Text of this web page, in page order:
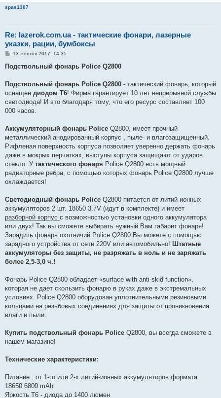
spas1307
Re: lazerok.com.ua - тактические фонари, лазерные
указки, рации, бумбоксы
П
в
о
м
л
е
н
13 жовтня 2017, 14:35
Подствольный фонарь Police Q2800
Подствольный фонарь Police Q2800 - тактический фонарь, который
оснащен диодом Т6! Фирма гарантирует 10 лет непрерывной службы
светодиода! И это благодаря тому, что его ресурс составляет 100
000 часов.
Аккумуляторный фонарь Police Q2800, имеет прочный
металлический анодированный корпус , пыле- и влагозащищенный.
Рифленая поверхность корпуса позволяет уверенно держать фонарь
даже в мокрых перчатках, выступы корпуса защищают от ударов
стекло. У тактического фонаря Police Q2800 есть мощный
радиаторные ребра, с помощью которых фонарь Police Q2800 лучше
охлаждается!
Светодиодный фонарь Police Q2800 питается от литий-ионных
аккумуляторов 2 шт. 18650 3.7V (идут в комплекте) и имеет
разборной корпус с возможностью установки одного аккумулятора
или двух! Так вы сможете выбирать нужный Вам габарит фонаря!
Зарядить фонарь охотничий Police Q2800 Вы можете с помощью
зарядного устройства от сети 220V или автомобильно! Штатные
аккумуляторы без защиты, не разряжать в ноль и не заряжать
более 2,5-3,0 ч.!
Фонарь Police Q2800 обладает «surface with anti-skid function»,
которая не дает скользить фонарю в руках даже в экстремальных
условиях. Police Q2800 оборудован уплотнительными резиновыми
кольцами на резьбовых соединениях для защиты от проникновения
влаги и пыли.
Купить подствольный фонарь Police Q2800, вы всегда сможете в
нашем магазине!
Технические характеристики:
Питание : от 1-го или 2-х литий-ионных аккумуляторов формата
18650 6800 mAh
Яркость Т6 - диода до 1400 люмен